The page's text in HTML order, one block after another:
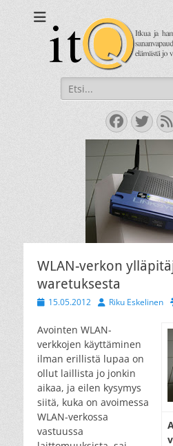
Itkua ja hammastenkiristelyä jo
Search
for:
WLAN-verkon
waretuksesta
Posted15.05.2012 AuthorRiku Eskelinen
Avointen WLAN-
verkkojen käyttäminen
ilman erillistä lupaa on
ollut laillista jo jonkin
aikaa, ja eilen kysymys
siitä, kuka on avoimessa
WLAN-verkossa
vastuussa